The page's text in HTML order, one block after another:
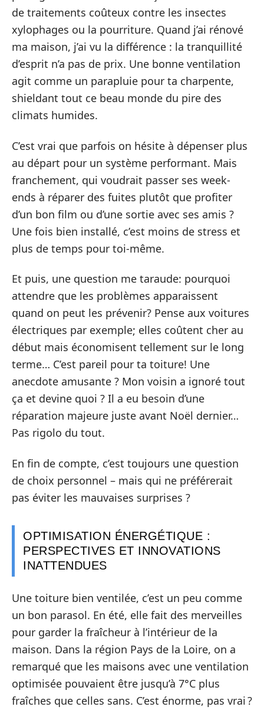
de traitements coûteux contre les insectes
xylophages ou la pourriture. Quand j’ai rénové
ma maison, j’ai vu la différence : la tranquillité
d’esprit n’a pas de prix. Une bonne ventilation
agit comme un parapluie pour ta charpente,
shieldant tout ce beau monde du pire des
climats humides.
C’est vrai que parfois on hésite à dépenser plus
au départ pour un système performant. Mais
franchement, qui voudrait passer ses week-
ends à réparer des fuites plutôt que profiter
d’un bon film ou d’une sortie avec ses amis ?
Une fois bien installé, c’est moins de stress et
plus de temps pour toi-même.
Et puis, une question me taraude: pourquoi
attendre que les problèmes apparaissent
quand on peut les prévenir? Pense aux voitures
électriques par exemple; elles coûtent cher au
début mais économisent tellement sur le long
terme… C’est pareil pour ta toiture! Une
anecdote amusante ? Mon voisin a ignoré tout
ça et devine quoi ? Il a eu besoin d’une
réparation majeure juste avant Noël dernier…
Pas rigolo du tout.
En fin de compte, c’est toujours une question
de choix personnel – mais qui ne préférerait
pas éviter les mauvaises surprises ?
OPTIMISATION ÉNERGÉTIQUE :
PERSPECTIVES ET INNOVATIONS
INATTENDUES
Une toiture bien ventilée, c’est un peu comme
un bon parasol. En été, elle fait des merveilles
pour garder la fraîcheur à l’intérieur de la
maison. Dans la région Pays de la Loire, on a
remarqué que les maisons avec une ventilation
optimisée pouvaient être jusqu’à 7°C plus
fraîches que celles sans. C’est énorme, pas vrai ?